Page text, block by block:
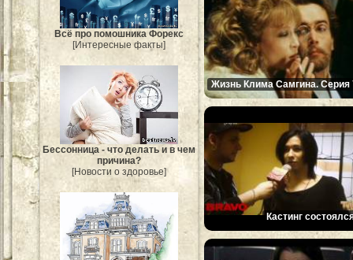
Всё про помошника Форекс
[Интересные факты]
Бессонница - что делать и в чем
причина?
[Новости о здоровье]
Жизнь Клима Самгина. Серия
Кастинг